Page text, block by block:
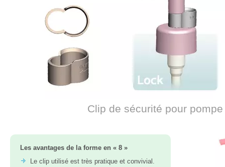
Clip de sécurité pour
Les avantages de la forme en « 8 »
Le clip utilisé est très pratique et convivial.